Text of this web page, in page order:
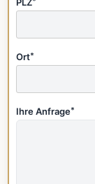
Ort*
Ihre Anfrage*